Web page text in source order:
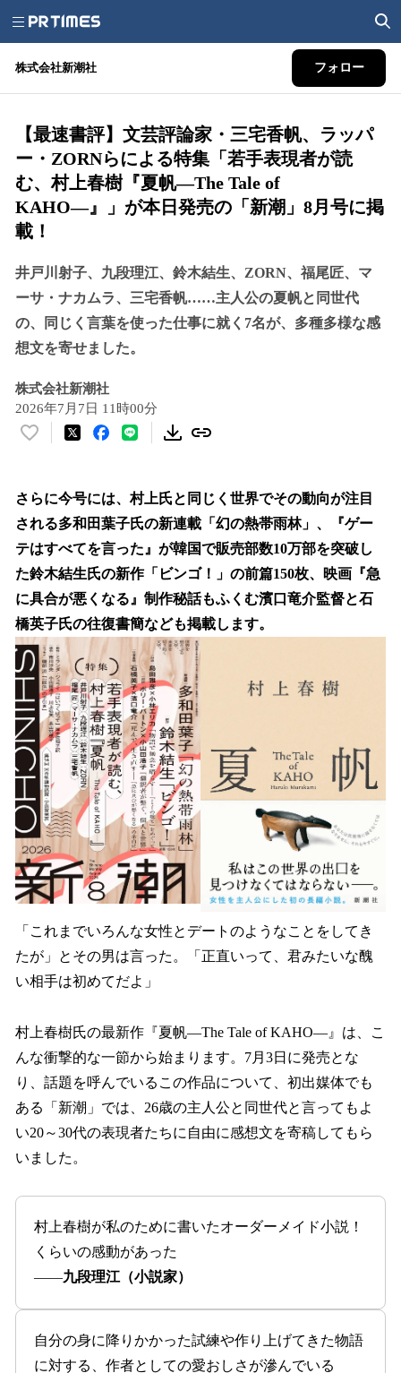
株式会社新潮社 フォロー
【最速書評】文芸評論家・三宅香帆、ラッパ
ー・ZORNらによる特集「若手表現者が読
む、村上春樹『夏帆―The Tale of
KAHO―』」が本日発売の「新潮」8月号に掲
載！
井戸川射子、九段理江、鈴木結生、ZORN、福尾匠、マ
ーサ・ナカムラ、三宅香帆……主人公の夏帆と同世代
の、同じく言葉を使った仕事に就く7名が、多種多様な感
想文を寄せました。
株式会社新潮社
2026年7月7日 11時00分
い
！
数
を
読
み
込
み
中
で
す
さらに今号には、村上氏と同じく世界でその動向が注目
される多和田葉子氏の新連載「幻の熱帯雨林」、『ゲー
テはすべてを言った』が韓国で販売部数10万部を突破し
た鈴木結生氏の新作「ビンゴ！」の前篇150枚、映画『急
に具合が悪くなる』制作秘話もふくむ濱口竜介監督と石
橋英子氏の往復書簡なども掲載します。
「これまでいろんな女性とデートのようなことをしてき
たが」とその男は言った。「正直いって、君みたいな醜
い相手は初めてだよ」
村上春樹氏の最新作『夏帆―The Tale of KAHO―』は、こ
んな衝撃的な一節から始まります。7月3日に発売とな
り、話題を呼んでいるこの作品について、初出媒体でも
ある「新潮」では、26歳の主人公と同世代と言ってもよ
い20～30代の表現者たちに自由に感想文を寄稿してもら
いました。
村上春樹が私のために書いたオーダーメイド小説！
くらいの感動があった
――九段理江（小説家）
自分の身に降りかかった試練や作り上げてきた物語
に対する、作者としての愛おしさが滲んでいる